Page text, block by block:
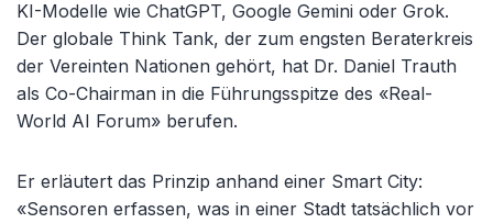
KI-Modelle wie ChatGPT, Google Gemini oder Grok.
Der globale Think Tank, der zum engsten Beraterkreis
der Vereinten Nationen gehört, hat Dr. Daniel Trauth
als Co-Chairman in die Führungsspitze des «Real-
World AI Forum» berufen.
Er erläutert das Prinzip anhand einer Smart City:
«Sensoren erfassen, was in einer Stadt tatsächlich vor